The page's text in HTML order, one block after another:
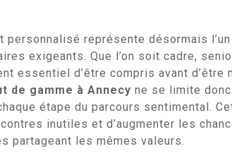
personnalisé représente désormais
exigeants. Que l’on soit cadre,
essentiel d’être compris avant d’être
de gamme à Annecy ne se limite
étape du parcours sentimental.
inutiles et d’augmenter les
partageant les mêmes valeurs.